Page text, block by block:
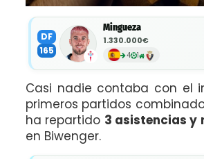
DF
165
Mingueza
1.330.000€
4 1
Casi nadie contaba con el
primeros partidos
ha repartido 3 asistencias y
en Biwenger.